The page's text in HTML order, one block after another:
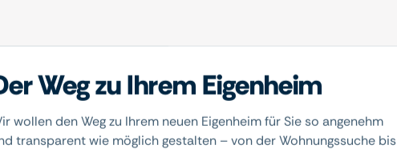
Weg zu Ihrem Eigenheim
wollen den Weg zu Ihrem neuen Eigenheim für Sie so angenehm
transparent wie möglich gestalten – von der Wohnungssuche bis